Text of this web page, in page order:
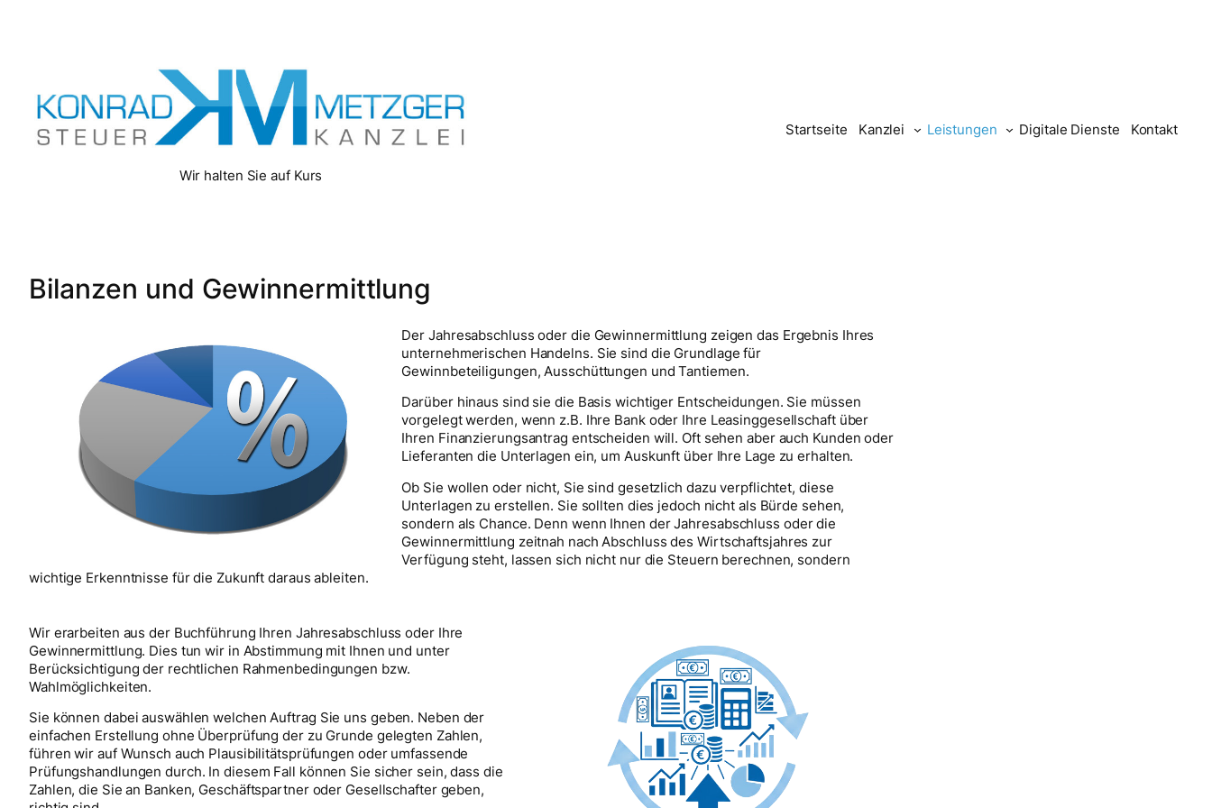
Wir halten Sie auf Kurs
Startseite Kanzlei Leistungen Digitale Dienste Kontakt
Bilanzen und Gewinnermittlung
Der Jahresabschluss oder die Gewinnermittlung zeigen das Ergebnis Ihres
unternehmerischen Handelns. Sie sind die Grundlage für
Gewinnbeteiligungen, Ausschüttungen und Tantiemen.
Darüber hinaus sind sie die Basis wichtiger Entscheidungen. Sie müssen
vorgelegt werden, wenn z.B. Ihre Bank oder Ihre Leasinggesellschaft über
Ihren Finanzierungsantrag entscheiden will. Oft sehen aber auch Kunden oder
Lieferanten die Unterlagen ein, um Auskunft über Ihre Lage zu erhalten.
Ob Sie wollen oder nicht, Sie sind gesetzlich dazu verpflichtet, diese
Unterlagen zu erstellen. Sie sollten dies jedoch nicht als Bürde sehen,
sondern als Chance. Denn wenn Ihnen der Jahresabschluss oder die
Gewinnermittlung zeitnah nach Abschluss des Wirtschaftsjahres zur
Verfügung steht, lassen sich nicht nur die Steuern berechnen, sondern
wichtige Erkenntnisse für die Zukunft daraus ableiten.
Wir erarbeiten aus der Buchführung Ihren Jahresabschluss oder Ihre
Gewinnermittlung. Dies tun wir in Abstimmung mit Ihnen und unter
Berücksichtigung der rechtlichen Rahmenbedingungen bzw.
Wahlmöglichkeiten.
Sie können dabei auswählen welchen Auftrag Sie uns geben. Neben der
einfachen Erstellung ohne Überprüfung der zu Grunde gelegten Zahlen,
führen wir auf Wunsch auch Plausibilitätsprüfungen oder umfassende
Prüfungshandlungen durch. In diesem Fall können Sie sicher sein, dass die
Zahlen, die Sie an Banken, Geschäftspartner oder Gesellschafter geben,